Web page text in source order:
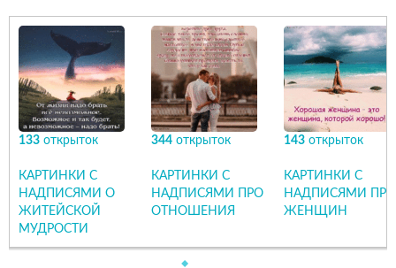
133 открыток
КАРТИНКИ С
НАДПИСЯМИ О
ЖИТЕЙСКОЙ
МУДРОСТИ
344 открыток
КАРТИНКИ С
НАДПИСЯМИ ПРО
ОТНОШЕНИЯ
143 открыток
КАРТИНКИ С
НАДПИСЯМИ ПРО
ЖЕНЩИН